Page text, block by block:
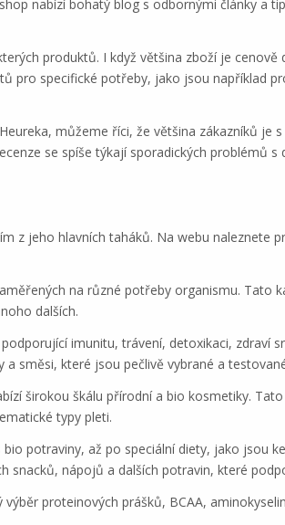
nabízí bohatý blog s odbornými články a
produktů. I když většina zboží je
pro specifické potřeby, jako jsou například
můžeme říci, že většina zákazníků je
se spíše týkají sporadických problémů
z jeho hlavních taháků. Na webu naleznete
na různé potřeby organismu. Tato
dalších.
imunitu, trávení, detoxikaci, zdraví
směsi, které jsou pečlivě vybrané a
širokou škálu přírodní a bio kosmetiky.
typy pleti.
potraviny, až po speciální diety, jako jsou
snacků, nápojů a dalších potravin, které
proteinových prášků, BCAA,